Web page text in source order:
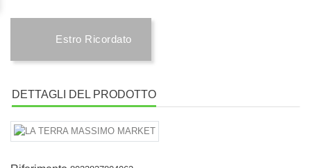
Estro Ricordato
DETTAGLI DEL PRODOTTO